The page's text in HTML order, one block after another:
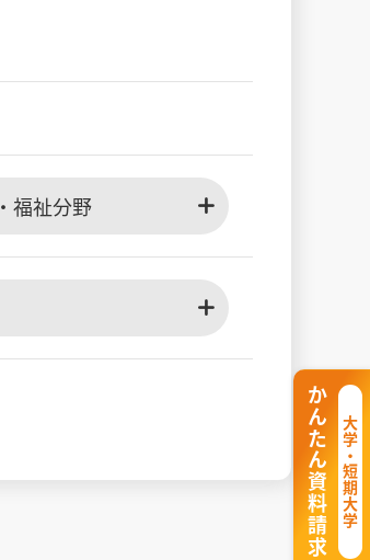
福祉分野
大学・短期大学
かんたん資料請求